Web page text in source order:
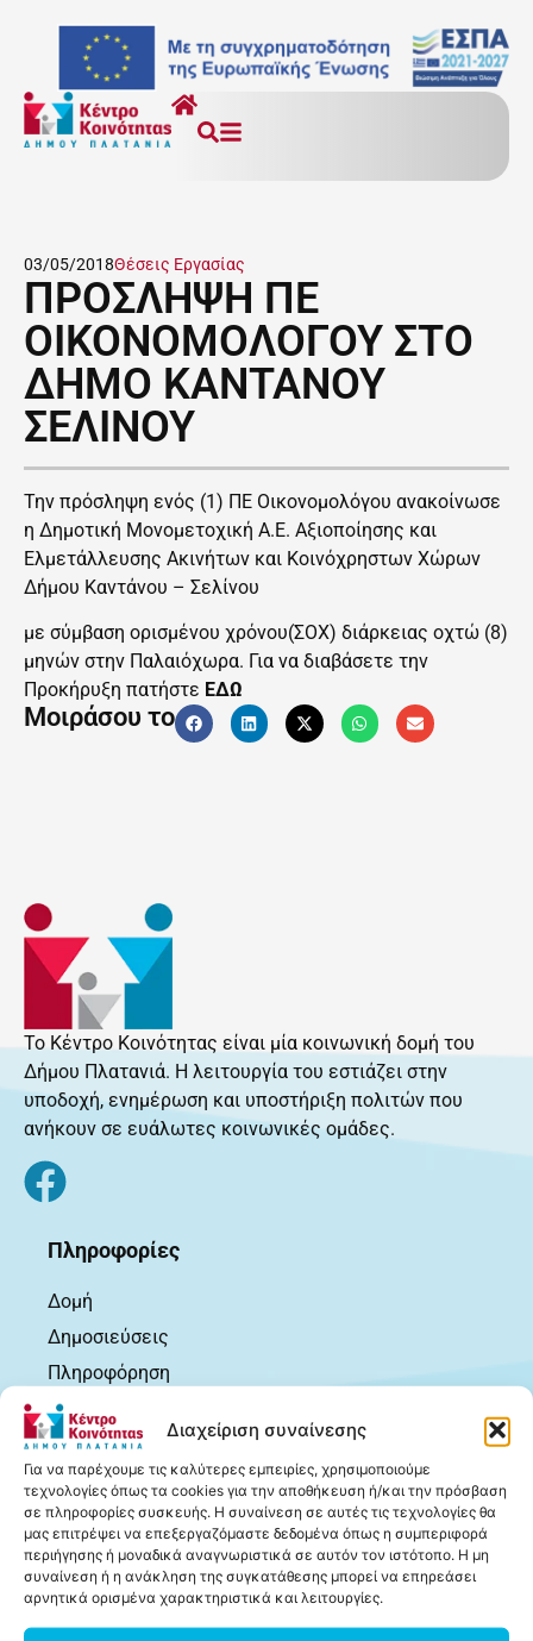
Διαχείριση συναίνεσης
Για να παρέχουμε τις καλύτερες εμπειρίες, χρησιμοποιούμε
τεχνολογίες όπως τα cookies για την αποθήκευση ή/και την πρόσβαση
σε πληροφορίες συσκευής. Η συναίνεση σε αυτές τις τεχνολογίες θα
μας επιτρέψει να επεξεργαζόμαστε δεδομένα όπως η συμπεριφορά
περιήγησης ή μοναδικά αναγνωριστικά σε αυτόν τον ιστότοπο. Η μη
συναίνεση ή η ανάκληση της συγκατάθεσης μπορεί να επηρεάσει
αρνητικά ορισμένα χαρακτηριστικά και λειτουργίες.
03/05/2018Θέσεις Εργασίας
ΠΡΟΣΛΗΨΗ ΠΕ
ΟΙΚΟΝΟΜΟΛΟΓΟΥ ΣΤΟ
ΔΗΜΟ ΚΑΝΤΑΝΟΥ
ΣΕΛΙΝΟΥ
Την πρόσληψη ενός (1) ΠΕ Οικονομολόγου ανακοίνωσε
η Δημοτική Μονομετοχική Α.Ε. Αξιοποίησης και
Ελμετάλλευσης Ακινήτων και Κοινόχρηστων Χώρων
Δήμου Καντάνου – Σελίνου
με σύμβαση ορισμένου χρόνου(ΣΟΧ) διάρκειας οχτώ (8)
μηνών στην Παλαιόχωρα. Για να διαβάσετε την
Προκήρυξη πατήστε ΕΔΩ
Μοιράσου το
Το Κέντρο Κοινότητας είναι μία κοινωνική δομή του
Δήμου Πλατανιά. Η λειτουργία του εστιάζει στην
υποδοχή, ενημέρωση και υποστήριξη πολιτών που
ανήκουν σε ευάλωτες κοινωνικές ομάδες.
Πληροφορίες
Δομή
Δημοσιεύσεις
Πληροφόρηση
Ωφελούμενοι
Χρήσιμα
Επικοινωνία
Δημοσιεύσεις
Ανακοινώσεις